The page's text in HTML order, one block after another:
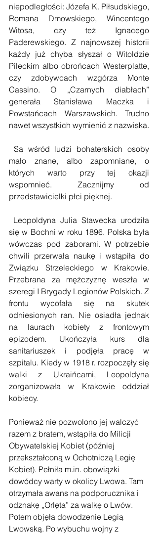
niepodległości: Józefa K. Piłsudskiego,
Romana Dmowskiego, Wincentego
Witosa, czy też Ignacego
Paderewskiego. Z najnowszej historii
każdy już chyba słyszał o Witoldzie
Pileckim albo obrońcach Westerplatte,
czy zdobywcach wzgórza Monte
Cassino. O „Czarnych diabłach”
generała Stanisława Maczka i
Powstańcach Warszawskich. Trudno
nawet wszystkich wymienić z nazwiska.
mało znane, albo zapomniane, o
których warto przy tej okazji
wspomnieć. Zacznijmy od
przedstawicielki płci pięknej.
się w Bochni w roku 1896. Polska była
wówczas pod zaborami. W potrzebie
chwili przerwała naukę i wstąpiła do
Związku Strzeleckiego w Krakowie.
Przebrana za mężczyznę weszła w
szeregi I Brygady Legionów Polskich. Z
frontu wycofała się na skutek
odniesionych ran. Nie osiadła jednak
na laurach kobiety z frontowym
epizodem. Ukończyła kurs dla
sanitariuszek i podjęła pracę w
szpitalu. Kiedy w 1918 r. rozpoczęły się
walki z Ukraińcami, Leopoldyna
zorganizowała w Krakowie oddział
kobiecy.
Ponieważ nie pozwolono jej walczyć
razem z bratem, wstąpiła do Milicji
Obywatelskiej Kobiet (później
przekształconą w Ochotniczą Legię
Kobiet). Pełniła m.in. obowiązki
dowódcy warty w okolicy Lwowa. Tam
otrzymała awans na podporucznika i
odznakę „Orlęta” za walkę o Lwów.
Potem objęła dowodzenie Legią
Lwowską. Po wybuchu wojny z